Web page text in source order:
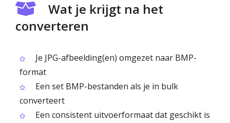
Wat je krijgt na het
converteren
Je JPG-afbeelding(en) omgezet naar BMP-
format
Een set BMP-bestanden als je in bulk
converteert
Een consistent uitvoerformaat dat geschikt is